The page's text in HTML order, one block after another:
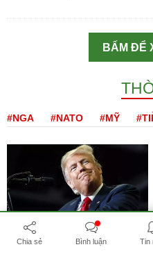
BẤM ĐỂ
#NGA #NATO #MỸ
Tổng thống Mỹ Trump:
Chia sẻ Bình luận Tin